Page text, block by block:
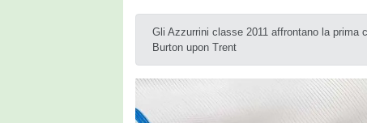
Gli Azzurrini classe 2011 affrontano la prima
Burton upon Trent